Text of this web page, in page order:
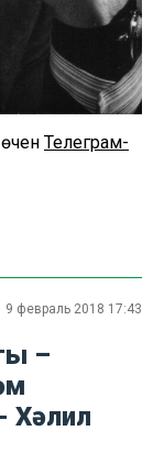
Телеграм-
9 февраль 2018 17:43
–
Хәлил